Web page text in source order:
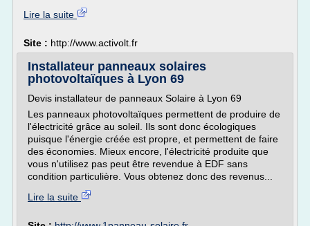
Lire la suite
Site : http://www.activolt.fr
Installateur panneaux solaires
photovoltaïques à Lyon 69
Devis installateur de panneaux Solaire à Lyon 69
Les panneaux photovoltaïques permettent de produire de
l'électricité grâce au soleil. Ils sont donc écologiques
puisque l'énergie créée est propre, et permettent de faire
des économies. Mieux encore, l'électricité produite que
vous n'utilisez pas peut être revendue à EDF sans
condition particulière. Vous obtenez donc des revenus...
Lire la suite